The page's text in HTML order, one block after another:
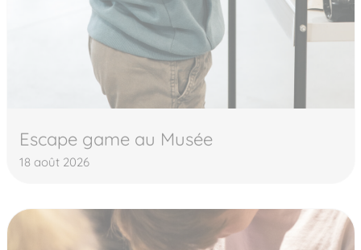
Escape game au Musée
18 août 2026